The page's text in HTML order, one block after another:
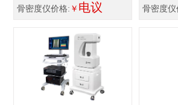
Pro-I
骨密度仪价格: ￥ 电议
800F
骨密度仪